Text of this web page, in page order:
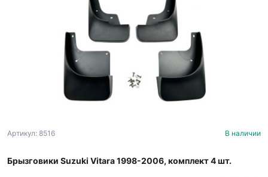
Артикул: 8516 В наличии
Брызговики Suzuki Vitara 1998-2006, комплект 4 шт.